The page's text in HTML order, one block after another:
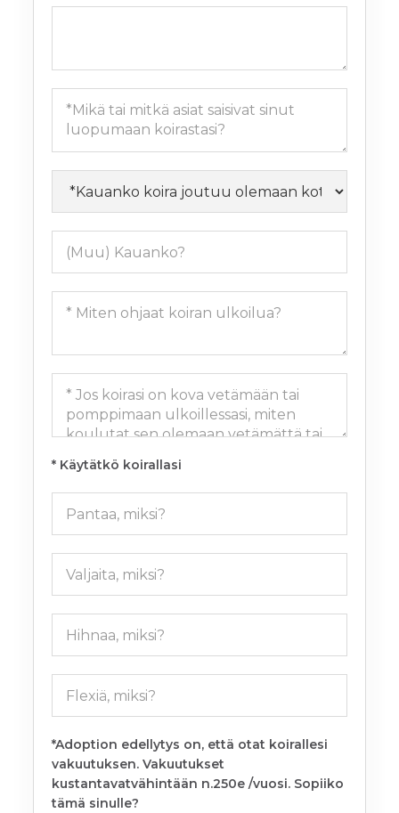
* Käytätkö koirallasi
*Adoption edellytys on, että otat koirallesi
vakuutuksen. Vakuutukset
kustantavatvähintään n.250e /vuosi. Sopiiko
tämä sinulle?